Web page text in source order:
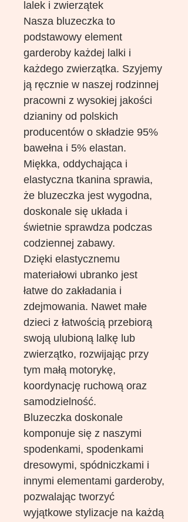
lalek i zwierzątek
Nasza bluzeczka to
podstawowy element
garderoby każdej lalki i
każdego zwierzątka. Szyjemy
ją ręcznie w naszej rodzinnej
pracowni z wysokiej jakości
dzianiny od polskich
producentów o składzie 95%
bawełna i 5% elastan.
Miękka, oddychająca i
elastyczna tkanina sprawia,
że bluzeczka jest wygodna,
doskonale się układa i
świetnie sprawdza podczas
codziennej zabawy.
Dzięki elastycznemu
materiałowi ubranko jest
łatwe do zakładania i
zdejmowania. Nawet małe
dzieci z łatwością przebiorą
swoją ulubioną lalkę lub
zwierzątko, rozwijając przy
tym małą motorykę,
koordynację ruchową oraz
samodzielność.
Bluzeczka doskonale
komponuje się z naszymi
spodenkami, spodenkami
dresowymi, spódniczkami i
innymi elementami garderoby,
pozwalając tworzyć
wyjątkowe stylizacje na każdą